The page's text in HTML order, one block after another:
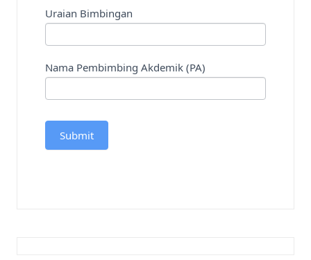
Uraian Bimbingan
Nama Pembimbing Akdemik (PA)
Submit
e
i
f
i
l